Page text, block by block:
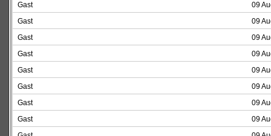
Gast
09
Gast
09
Gast
09
Gast
09
Gast
09
Gast
09
Gast
09
Gast
09